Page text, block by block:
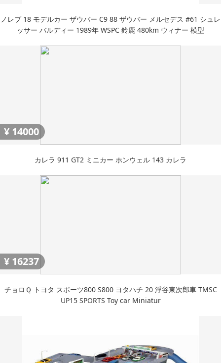
ノレブ 18 モデルカー ザウバー C9 88 ザウバー メルセデス #61 シュレ
ッサー バルディー 1989年 WSPC 鈴鹿 480km ウィナー 模型
¥ 14000
カレラ 911 GT2 ミニカー ホンウェル 143 カレラ
¥ 16237
チョロＱ トヨタ スポーツ800 S800 ヨタハチ 20 浮谷東次郎車 TMSC
UP15 SPORTS Toy car Miniatur